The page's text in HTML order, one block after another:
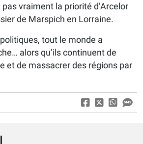
pas vraiment la priorité d’Arcelor
de Marspich en Lorraine.
tout le monde a
alors qu’ils continuent de
et de massacrer des régions par